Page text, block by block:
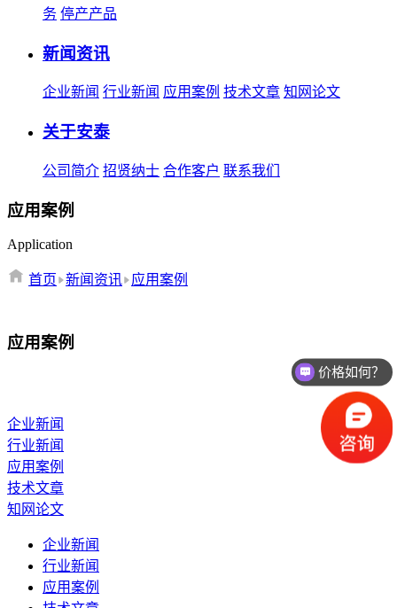
务 停产产品
新闻资讯
企业新闻 行业新闻 应用案例 技术文章 知网论文
关于安泰
公司简介 招贤纳士 合作客户 联系我们
应用案例
Application
首页 新闻资讯 应用案例
应用案例
企业新闻
行业新闻
应用案例
技术文章
知网论文
企业新闻
行业新闻
应用案例
价格如何？